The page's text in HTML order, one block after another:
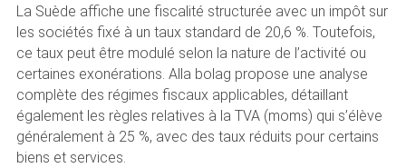
La Suède affiche une fiscalité structurée avec un impôt sur
les sociétés fixé à un taux standard de 20,6 %. Toutefois,
ce taux peut être modulé selon la nature de l’activité ou
certaines exonérations. Alla bolag propose une analyse
complète des régimes fiscaux applicables, détaillant
également les règles relatives à la TVA (moms) qui s’élève
généralement à 25 %, avec des taux réduits pour certains
biens et services.